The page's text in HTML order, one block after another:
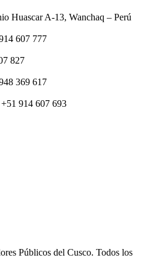
Huascar A-13, Wanchaq – Perú
607 777
827
369 617
+51 914 607 693
Públicos del Cusco. Todos los